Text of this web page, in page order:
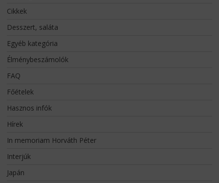
Cikkek
Desszert, saláta
Egyéb kategória
Élménybeszámolók
FAQ
Főételek
Hasznos infók
Hírek
In memoriam Horváth Péter
Interjúk
Japán